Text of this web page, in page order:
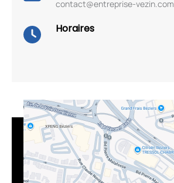
contact@entreprise-vezin.com
Horaires